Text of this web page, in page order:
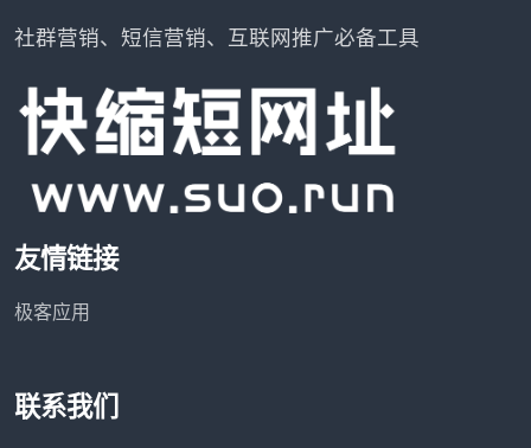
社群营销、短信营销、互联网推广必备工具
友情链接
极客应用
联系我们